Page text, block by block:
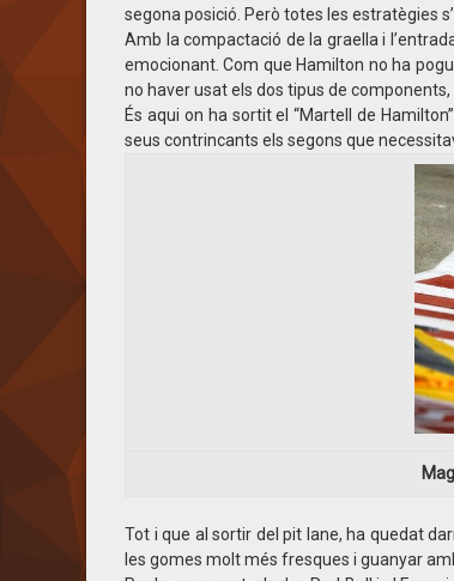
segona posició. Però totes les estratègies
Amb la compactació de la graella i
emocionant. Com que Hamilton no ha
no haver usat els dos tipus de
És aqui on ha sortit el “Martell de
seus contrincants els segons que
Tot i que al sortir del pit lane, ha quedat
les gomes molt més fresques i guanyar